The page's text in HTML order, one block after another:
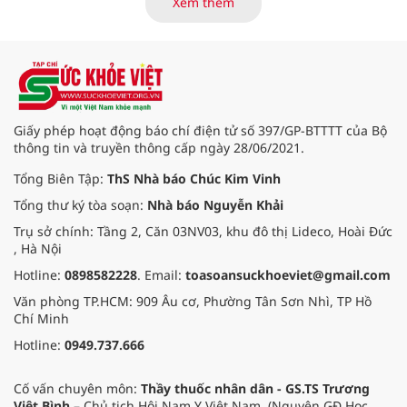
thế giới (WHO) - ngày 11/5 đã cung
Giấy phép hoạt động báo chí điện tử số 397/GP-BTTTT của Bộ
thông tin và truyền thông cấp ngày 28/06/2021.
Tổng Biên Tập: ThS Nhà báo Chúc Kim Vinh
Tổng thư ký tòa soạn: Nhà báo Nguyễn Khải
Trụ sở chính: Tầng 2, Căn 03NV03, khu đô thị Lideco, Hoài Đức
, Hà Nội
Hotline: 0898582228. Email: toasoansuckhoeviet@gmail.com
Văn phòng TP.HCM: 909 Âu cơ, Phường Tân Sơn Nhì, TP Hồ
Chí Minh
Hotline: 0949.737.666
Cố vấn chuyên môn: Thầy thuốc nhân dân - GS.TS Trương